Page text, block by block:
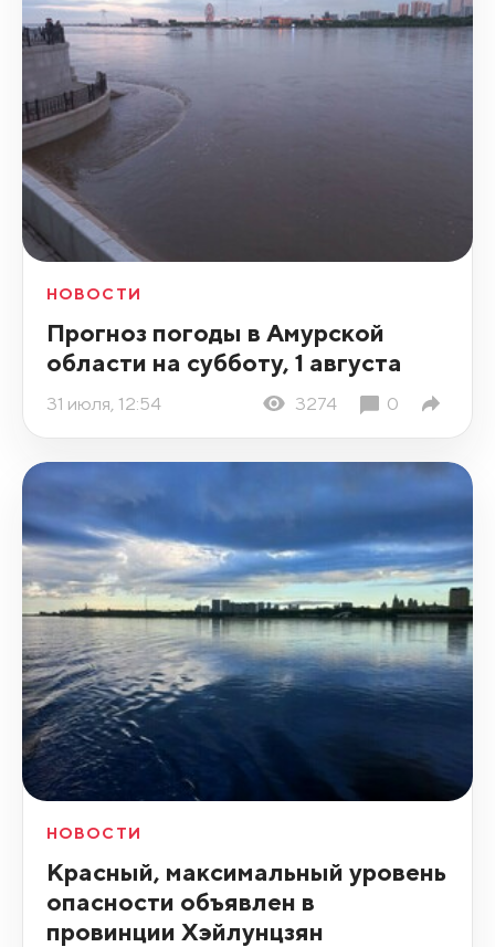
НОВОСТИ
Прогноз погоды в Амурской
области на субботу, 1 августа
31 июля, 12:54 3274 0
НОВОСТИ
Красный, максимальный уровень
опасности объявлен в
провинции Хэйлунцзян